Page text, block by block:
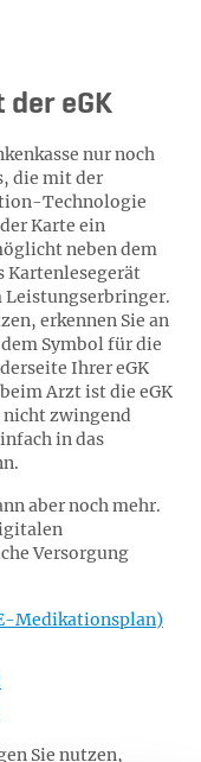
eGK
nur noch
die mit der
Technologie
Karte ein
neben dem
Kartenlesegerät
Leistungserbringer.
erkennen Sie an
Symbol für die
Ihrer eGK
Arzt ist die eGK
zwingend
in das
aber noch mehr.
Versorgung
Medikationsplan)
Sie nutzen,